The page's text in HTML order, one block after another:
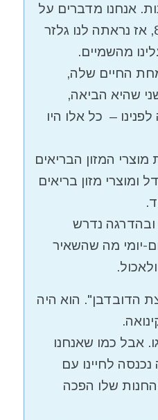
אנחנו מדברים על
אמצע-סוף שנות ה-80, אז נראתה לנו גלזר
מהשמיים.
החיים שלה,
שהיא הביאה,
– כל אלו היו
המזון הבריאים
ומוצרי מזון בריאים
נדרש
יומי מה שהשאיר
הדובדבן". הוא היה
אבל כמו שאנחנו
נכנסה לחיינו עם
שלו הפכה